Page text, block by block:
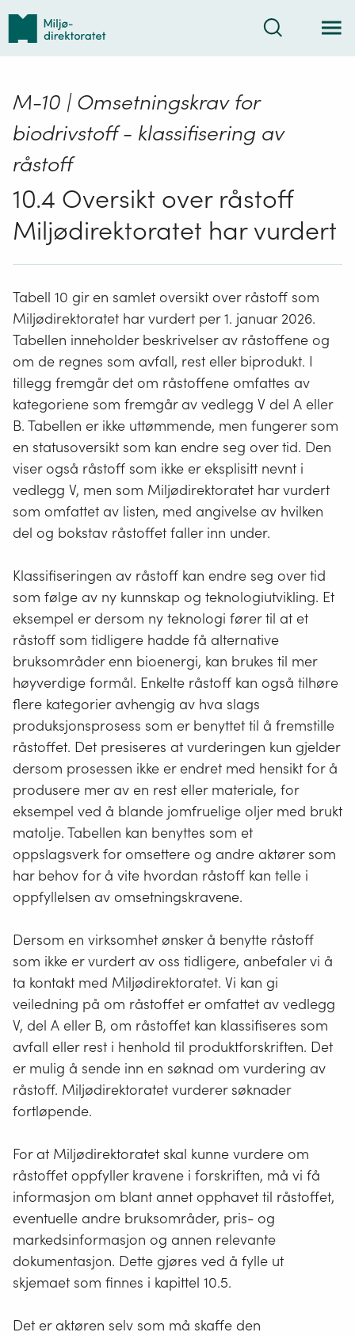
Tilbake
forsiden
Søk
M-10 | Omsetningskrav for
biodrivstoff - klassifisering av
råstoff
10.4 Oversikt over råstoff
Miljødirektoratet har vurdert
Tabell 10 gir en samlet oversikt over råstoff som
Miljødirektoratet har vurdert per 1. januar 2026.
Tabellen inneholder beskrivelser av råstoffene og
om de regnes som avfall, rest eller biprodukt. I
tillegg fremgår det om råstoffene omfattes av
kategoriene som fremgår av vedlegg V del A eller
B. Tabellen er ikke uttømmende, men fungerer som
en statusoversikt som kan endre seg over tid. Den
viser også råstoff som ikke er eksplisitt nevnt i
vedlegg V, men som Miljødirektoratet har vurdert
som omfattet av listen, med angivelse av hvilken
del og bokstav råstoffet faller inn under.
Klassifiseringen av råstoff kan endre seg over tid
som følge av ny kunnskap og teknologiutvikling. Et
eksempel er dersom ny teknologi fører til at et
råstoff som tidligere hadde få alternative
bruksområder enn bioenergi, kan brukes til mer
høyverdige formål. Enkelte råstoff kan også tilhøre
flere kategorier avhengig av hva slags
produksjonsprosess som er benyttet til å fremstille
råstoffet. Det presiseres at vurderingen kun gjelder
dersom prosessen ikke er endret med hensikt for å
produsere mer av en rest eller materiale, for
eksempel ved å blande jomfruelige oljer med brukt
matolje. Tabellen kan benyttes som et
oppslagsverk for omsettere og andre aktører som
har behov for å vite hvordan råstoff kan telle i
oppfyllelsen av omsetningskravene.
Dersom en virksomhet ønsker å benytte råstoff
som ikke er vurdert av oss tidligere, anbefaler vi å
ta kontakt med Miljødirektoratet. Vi kan gi
veiledning på om råstoffet er omfattet av vedlegg
V, del A eller B, om råstoffet kan klassifiseres som
avfall eller rest i henhold til produktforskriften. Det
er mulig å sende inn en søknad om vurdering av
råstoff. Miljødirektoratet vurderer søknader
fortløpende.
For at Miljødirektoratet skal kunne vurdere om
råstoffet oppfyller kravene i forskriften, må vi få
informasjon om blant annet opphavet til råstoffet,
eventuelle andre bruksområder, pris- og
markedsinformasjon og annen relevante
dokumentasjon. Dette gjøres ved å fylle ut
skjemaet som finnes i kapittel 10.5.
Det er aktøren selv som må skaffe den